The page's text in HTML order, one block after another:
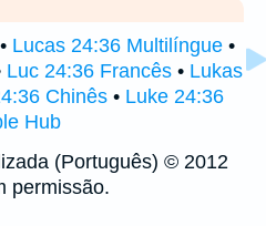
• Lucas 24:36 Multilíngue •
Luc 24:36 Francês • Lukas
Chinês • Luke 24:36
Hub
(Português) © 2012
permissão.